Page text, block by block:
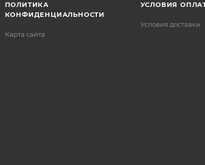
ПОЛИТИКА
КОНФИДЕНЦИАЛЬНОСТИ
Карта сайта
УСЛОВИЯ
Условия доставки